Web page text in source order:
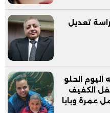
تعديل
اليوم الحلو
الكفيف
عمرة وبابا